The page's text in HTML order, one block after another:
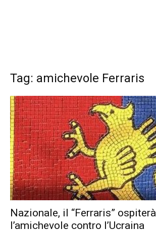
Tag: amichevole Ferraris
Nazionale, il “Ferraris” ospiterà
l’amichevole contro l’Ucraina